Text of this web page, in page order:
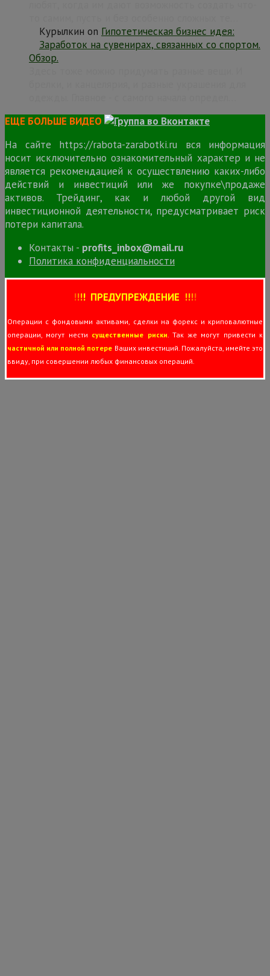
Курылкин on Гипотетическая бизнес идея:
Заработок на сувенирах, связанных со спортом.
Обзор.
ЕЩЕ БОЛЬШЕ ВИДЕО
На сайте https://rabota-zarabotki.ru вся информация
носит исключительно ознакомительный характер и не
является рекомендацией к осуществлению каких-либо
действий и инвестиций или же покупке\продаже
активов. Трейдинг, как и любой другой вид
инвестиционной деятельности, предусматривает риск
потери капитала.
Контакты - profits_inbox@mail.ru
Политика конфиденциальности
!!!! ПРЕДУПРЕЖДЕНИЕ !!!!
Операции с фондовыми активами, сделки на форекс и криповалютные
операции, могут нести существенные риски . Так же могут привести к
частичной или полной потере Ваших инвестиций. Пожалуйста, имейте это
ввиду, при совершении любых финансовых операций.